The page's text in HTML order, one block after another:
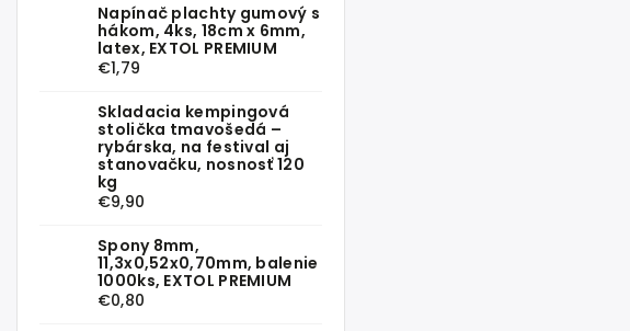
Napínač plachty gumový s
hákom, 4ks, 18cm x 6mm,
latex, EXTOL PREMIUM
€1,79
Skladacia kempingová
stolička tmavošedá –
rybárska, na festival aj
stanovačku, nosnosť 120
kg
€9,90
Spony 8mm,
11,3x0,52x0,70mm, balenie
1000ks, EXTOL PREMIUM
€0,80